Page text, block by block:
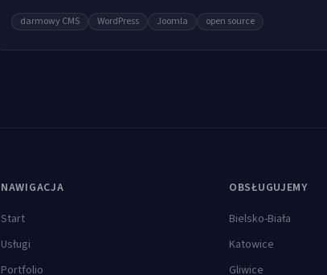
darmowy CMS WordPress Joomla open source
NAWIGACJA
Start
Usługi
Portfolio
OBSŁUGUJEMY
Bielsko-Biała
Katowice
Gliwice